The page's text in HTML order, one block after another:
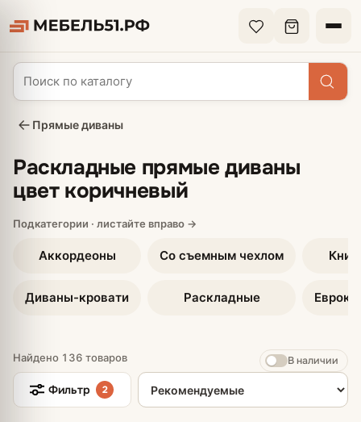
Прямые диваны
Раскладные прямые диваны
цвет коричневый
Аккордеоны
Диваны-кровати
Со съемным чехлом
Раскладные
Найдено 136 товаров В наличии
Фильтр 2
Сортировка товаров